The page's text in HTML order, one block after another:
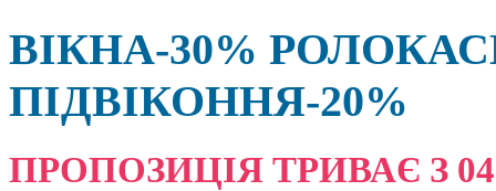
ВІКНА-30%
ПІДВІКОННЯ-20%
ПРОПОЗИЦІЯ ТРИВАЄ З